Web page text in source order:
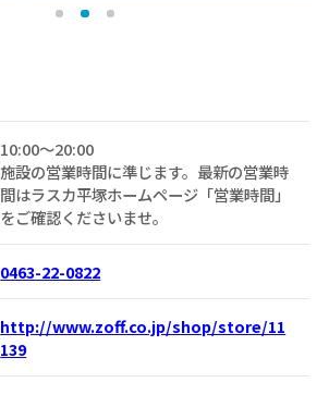
10:00〜20:00
施設の営業時間に準じます。最新の営業時
間はラスカ平塚ホームページ「営業時間」
をご確認くださいませ。
0463-22-0822
http://www.zoff.co.jp/shop/store/11
139